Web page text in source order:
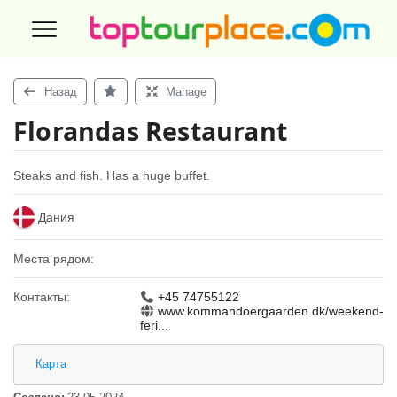
Назад Manage
Florandas Restaurant
Steaks and fish. Has a huge buffet.
Дания
Места рядом:
Контакты:
+45 74755122
www.kommandoergaarden.dk/weekend-
feri...
Карта